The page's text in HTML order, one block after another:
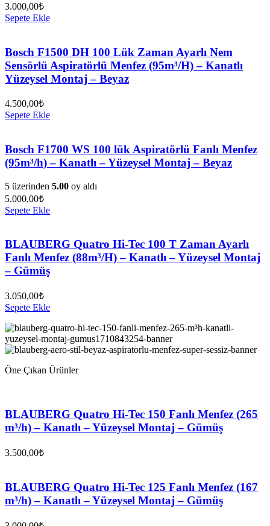
3.000,00₺
Sepete Ekle
Bosch F1500 DH 100 Lük Zaman Ayarlı Nem
Sensörlü Aspiratörlü Menfez (95m³/H) – Kanatlı
Yüzeysel Montaj – Beyaz
4.500,00₺
Sepete Ekle
Bosch F1700 WS 100 lük Aspiratörlü Fanlı Menfez
(95m³/h) – Kanatlı – Yüzeysel Montaj – Beyaz
5 üzerinden 5.00 oy aldı
5.000,00₺
Sepete Ekle
BLAUBERG Quatro Hi-Tec 100 T Zaman Ayarlı
Fanlı Menfez (88m³/H) – Kanatlı – Yüzeysel Montaj
– Gümüş
3.050,00₺
Sepete Ekle
Öne Çıkan Ürünler
BLAUBERG Quatro Hi-Tec 150 Fanlı Menfez (265
m³/h) – Kanatlı – Yüzeysel Montaj – Gümüş
3.500,00₺
BLAUBERG Quatro Hi-Tec 125 Fanlı Menfez (167
m³/h) – Kanatlı – Yüzeysel Montaj – Gümüş